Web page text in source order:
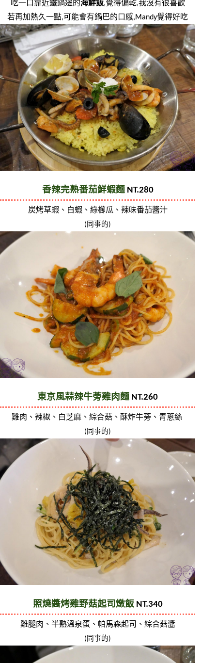
吃一口靠近鐵鍋邊的海鮮飯,覺得偏乾,我沒有很喜歡
若再加熱久一點,可能會有鍋巴的口感,Mandy覺得好吃
香辣完熟番茄鮮蝦麵 NT.280
炭烤草蝦、白蝦、綠櫛瓜、辣味番茄醬汁
(同事的)
東京風蒜辣牛蒡雞肉麵 NT.260
雞肉、辣椒、白芝麻、綜合菇、酥炸牛蒡、青蔥絲
(同事的)
照燒醬烤雞野菇起司燉飯 NT.340
雞腿肉、半熟溫泉蛋、帕馬森起司、綜合菇醬
(同事的)